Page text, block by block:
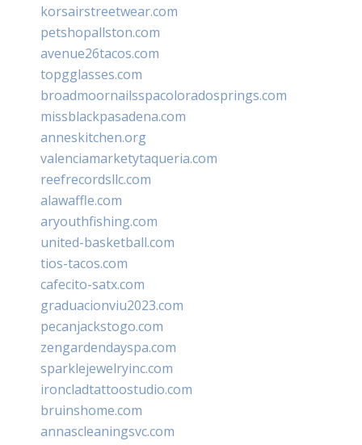
korsairstreetwear.com
petshopallston.com
avenue26tacos.com
topgglasses.com
broadmoornailsspacoloradosprings.com
missblackpasadena.com
anneskitchen.org
valenciamarketytaqueria.com
reefrecordsllc.com
alawaffle.com
aryouthfishing.com
united-basketball.com
tios-tacos.com
cafecito-satx.com
graduacionviu2023.com
pecanjackstogo.com
zengardendayspa.com
sparklejewelryinc.com
ironcladtattoostudio.com
bruinshome.com
annascleaningsvc.com